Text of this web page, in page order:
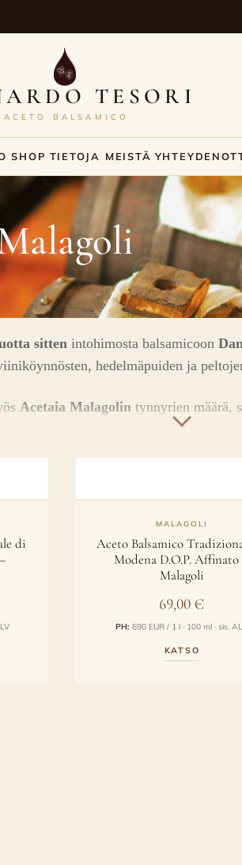
TESORI
ACETO BALSAMICO
SHOP TIETOJA MEISTÄ
sitten intohimosta balsamicoon
hedelmäpuiden ja
Acetaia Malagolin tynnyrien määrä,
toimivat myötäjäisinä
di
MALAGOLI
Aceto Balsamico
Modena D.O.P. Affinato
Malagoli
69,00 €
PH: 690 EUR / 1 l · 100 ml · sis.
KATSO